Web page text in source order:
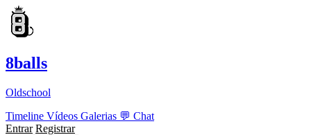
8balls
Oldschool
Timeline Vídeos Galerias 💬 Chat
Entrar Registrar